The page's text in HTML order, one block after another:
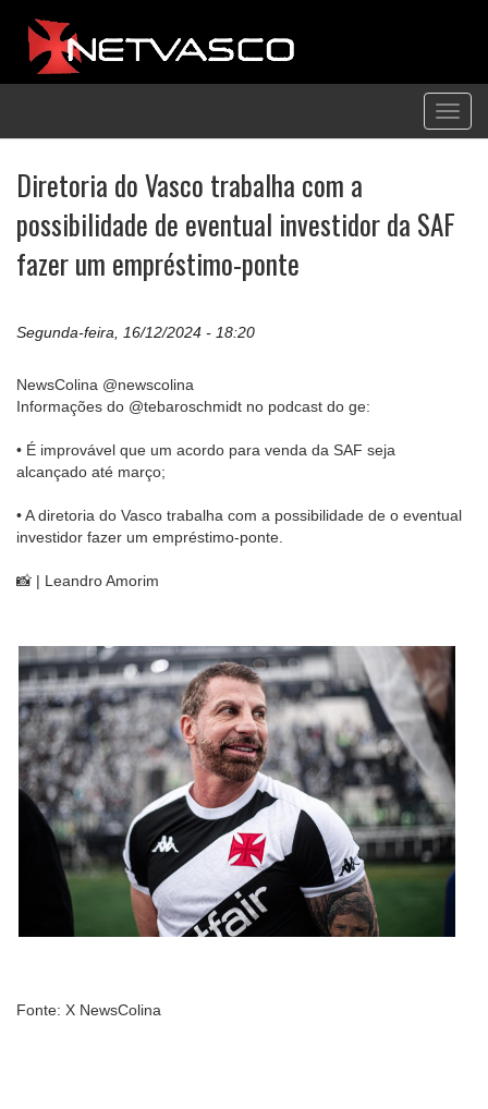
Diretoria do Vasco trabalha com a
possibilidade de eventual investidor da SAF
fazer um empréstimo-ponte
Segunda-feira, 16/12/2024 - 18:20
NewsColina @newscolina
Informações do @tebaroschmidt no podcast do ge:
• É improvável que um acordo para venda da SAF seja
alcançado até março;
• A diretoria do Vasco trabalha com a possibilidade de o eventual
investidor fazer um empréstimo-ponte.
📸 | Leandro Amorim
Fonte: X NewsColina